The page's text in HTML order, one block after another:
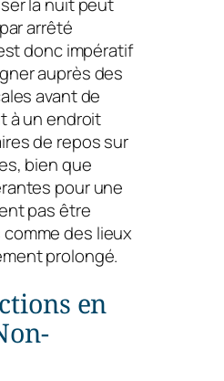
arrêté
donc impératif
auprès des
avant de
à un endroit
de repos sur
bien que
pour une
pas être
des lieux
prolongé.
en